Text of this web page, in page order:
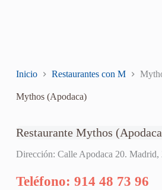
Inicio Restaurantes con M
Mythos (Apodaca)
Restaurante Mythos
Dirección: Calle Apodaca 20. Madrid,
Teléfono: 914 48 73 96